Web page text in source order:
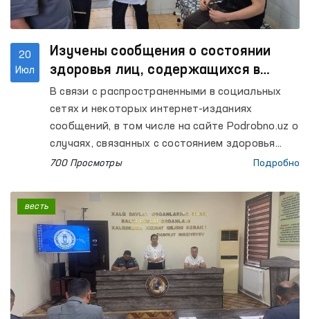
20
Июл
Изучены сообщения о состоянии
здоровья лиц, содержащихся в
Центральном следственном
изоляторе
В связи с распространенными в социальных
сетях и некоторых интернет-изданиях
сообщений, в том числе на сайте Podrobno.uz о
случаях, связанных с состоянием здоровья
лиц, содержащихся в Центральном
исполнения наказаний Ташкентской области, а
также запросом об изучении Омбудсманом
данного факта, сообщается следующее.
700 Просмотры Подробно
весть